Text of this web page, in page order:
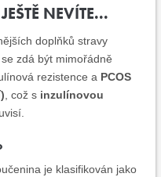
NEVÍTE...
doplňků stravy
zdá být mimořádně
rezistence a PCOS
, což s inzulínovou
je klasifikován jako